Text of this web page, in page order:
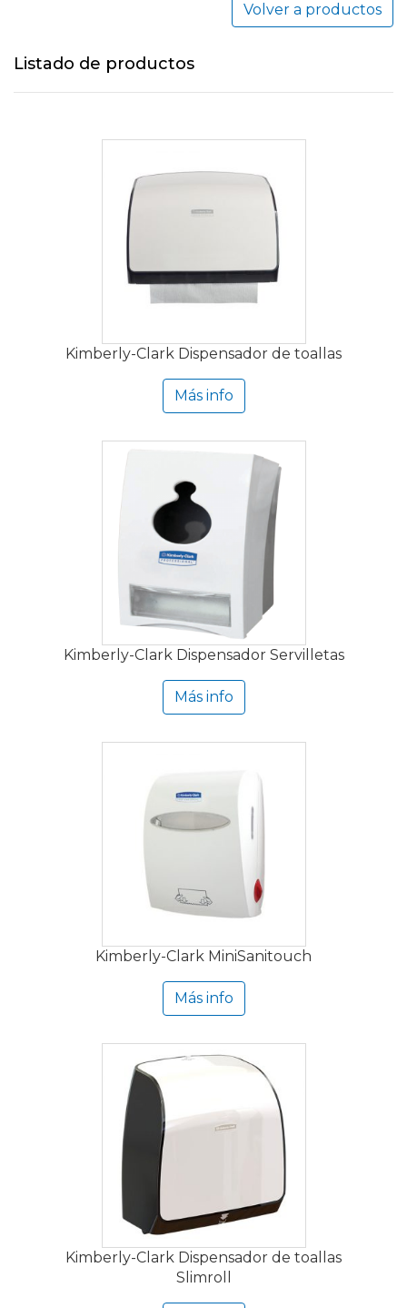
Volver a productos
Listado de productos
Kimberly-Clark Dispensador de toallas
Más info
Kimberly-Clark Dispensador Servilletas
Más info
Kimberly-Clark MiniSanitouch
Más info
Kimberly-Clark Dispensador de toallas
Slimroll